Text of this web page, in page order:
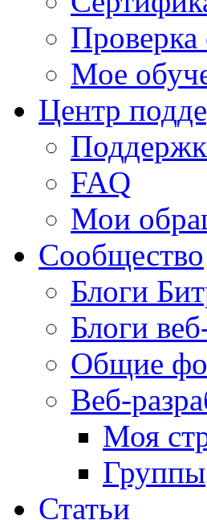
Проверка
Мое
Центр
FAQ
Мои
Сообщество
Блоги
Блоги
Общие
Веб-
Моя
Группы
Статьи